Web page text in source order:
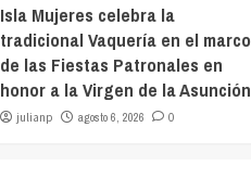
Isla Mujeres celebra la
tradicional Vaquería en el marco
de las Fiestas Patronales en
honor a la Virgen de la Asunción
julianp agosto 6, 2026 0